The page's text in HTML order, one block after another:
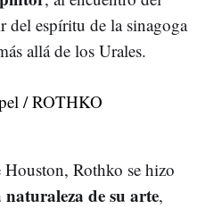
espíritu de la sinagoga
allá de los Urales.
Rothko se hizo
naturaleza de su arte,